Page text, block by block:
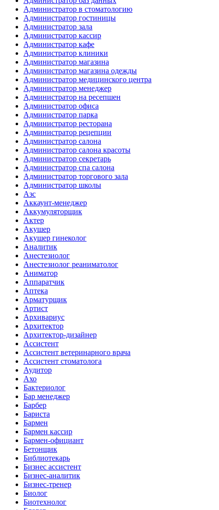
Администратор в стоматологию
Администратор гостиницы
Администратор зала
Администратор кассир
Администратор кафе
Администратор клиники
Администратор магазина
Администратор магазина одежды
Администратор медицинского центра
Администратор менеджер
Администратор на ресепшен
Администратор офиса
Администратор парка
Администратор ресторана
Администратор рецепции
Администратор салона
Администратор салона красоты
Администратор секретарь
Администратор спа салона
Администратор торгового зала
Администратор школы
Азс
Аккаунт-менеджер
Аккумуляторщик
Актер
Акушер
Акушер гинеколог
Аналитик
Анестезиолог
Анестезиолог реаниматолог
Аниматор
Аппаратчик
Аптека
Арматурщик
Артист
Архивариус
Архитектор
Архитектор-дизайнер
Ассистент
Ассистент ветеринарного врача
Ассистент стоматолога
Аудитор
Ахо
Бактериолог
Бар менеджер
Барбер
Бариста
Бармен
Бармен кассир
Бармен-официант
Бетонщик
Библиотекарь
Бизнес ассистент
Бизнес-аналитик
Бизнес-тренер
Биолог
Биотехнолог